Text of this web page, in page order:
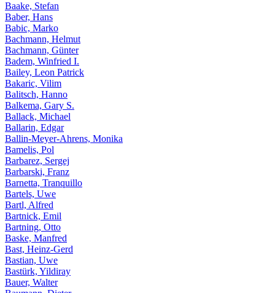
Baake, Stefan
Baber, Hans
Babic, Marko
Bachmann, Helmut
Bachmann, Günter
Badem, Winfried I.
Bailey, Leon Patrick
Bakaric, Vilim
Balitsch, Hanno
Balkema, Gary S.
Ballack, Michael
Ballarin, Edgar
Ballin-Meyer-Ahrens, Monika
Bamelis, Pol
Barbarez, Sergej
Barbarski, Franz
Barnetta, Tranquillo
Bartels, Uwe
Bartl, Alfred
Bartnick, Emil
Bartning, Otto
Baske, Manfred
Bast, Heinz-Gerd
Bastian, Uwe
Bastürk, Yildiray
Bauer, Walter